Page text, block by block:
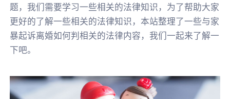
题，我们需要学习一些相关的法律知识，为了帮助大家
更好的了解一些相关的法律知识，本站整理了一些与家
暴起诉离婚如何判相关的法律内容，我们一起来了解一
下吧。